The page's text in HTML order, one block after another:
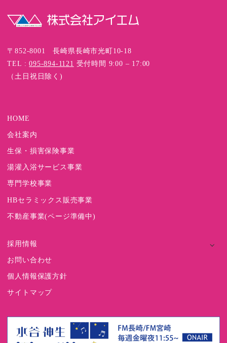
〒852-8001 長崎県長崎市光町10-18
TEL :095-894-1121 受付時間 9:00 – 17:00
（土日祝日除く)
HOME
会社案内
生保・損害保険事業
湯灌入浴サービス事業
専門学校事業
HBセラミックス販売事業
不動産事業(ページ準備中)
採用情報
お問い合わせ
個人情報保護方針
サイトマップ